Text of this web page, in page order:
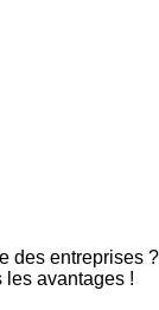
des entreprises ?
les avantages !